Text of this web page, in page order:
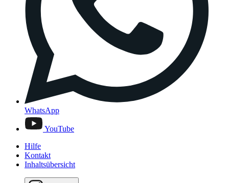
WhatsApp
YouTube
Hilfe
Kontakt
Inhaltsübersicht